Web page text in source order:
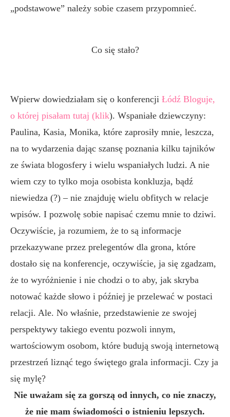
„podstawowe” należy sobie czasem przypomnieć.
Co się stało?
Wpierw dowiedziałam się o konferencji Łódź Bloguje,
o której pisałam tutaj (klik). Wspaniałe dziewczyny:
Paulina, Kasia, Monika, które zaprosiły mnie, leszcza,
na to wydarzenia dając szansę poznania kilku tajników
ze świata blogosfery i wielu wspaniałych ludzi. A nie
wiem czy to tylko moja osobista konkluzja, bądź
niewiedza (?) – nie znajduję wielu obfitych w relacje
wpisów. I pozwolę sobie napisać czemu mnie to dziwi.
Oczywiście, ja rozumiem, że to są informacje
przekazywane przez prelegentów dla grona, które
dostało się na konferencje, oczywiście, ja się zgadzam,
że to wyróżnienie i nie chodzi o to aby, jak skryba
notować każde słowo i później je przelewać w postaci
relacji. Ale. No właśnie, przedstawienie ze swojej
perspektywy takiego eventu pozwoli innym,
wartościowym osobom, które budują swoją internetową
przestrzeń liznąć tego świętego grala informacji. Czy ja
się mylę?
Nie uważam się za gorszą od innych, co nie znaczy,
że nie mam świadomości o istnieniu lepszych.